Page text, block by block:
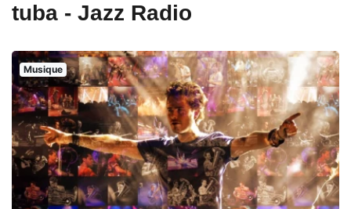
tuba - Jazz Radio
Musique